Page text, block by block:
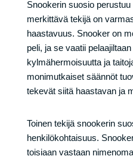
Snookerin suosio
merkittävä tekijä on
haastavuus. Snooker on
peli, ja se vaatii
kylmähermoisuutta ja
monimutkaiset säännöt
tekevät siitä haastavan ja
Toinen tekijä snookerin
henkilökohtaisuus.
toisiaan vastaan